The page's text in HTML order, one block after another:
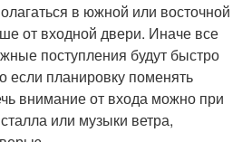
в южной или восточной
от входной двери. Иначе все
поступления будут быстро
если планировку поменять
внимание от входа можно при
или музыки ветра,